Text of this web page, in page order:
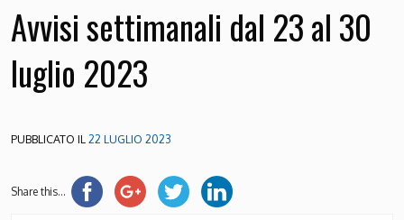
Avvisi settimanali dal 23 al 30
luglio 2023
PUBBLICATO IL22 LUGLIO 2023
Share this...